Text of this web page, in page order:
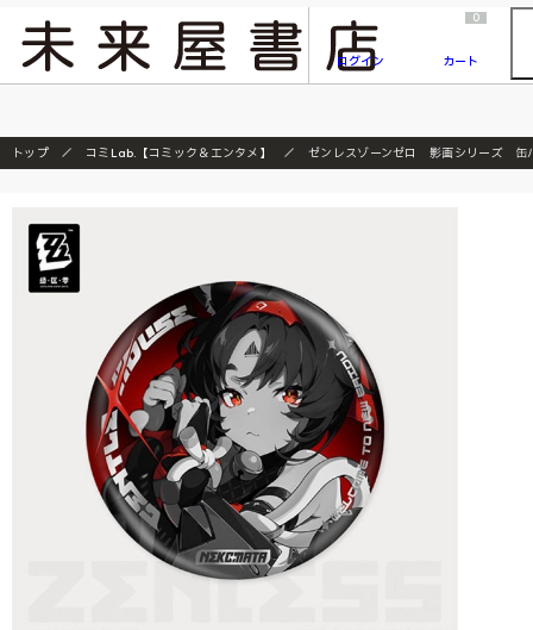
『ONE PIECE magazine 021 ONE PIECEカード付き同梱版』発売延期のご案内
ログイン
0
カート
トップ コミLab.【コミック＆エンタメ】 ゼンレスゾーンゼロ 影画シリーズ